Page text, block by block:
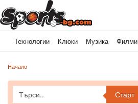
Технологии Клюки Музика Филми
Начало
Старт